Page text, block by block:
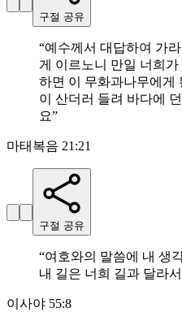
구절 공유
“예수께서 대답하여 가
게 이르노니 만일 너희가
하면 이 무화과나무에게
이 산더러 들려 바다에
요”
마태복음 21:21
구절 공유
“여호와의 말씀에 내 생
내 길은 너희 길과 달라서
이사야 55:8